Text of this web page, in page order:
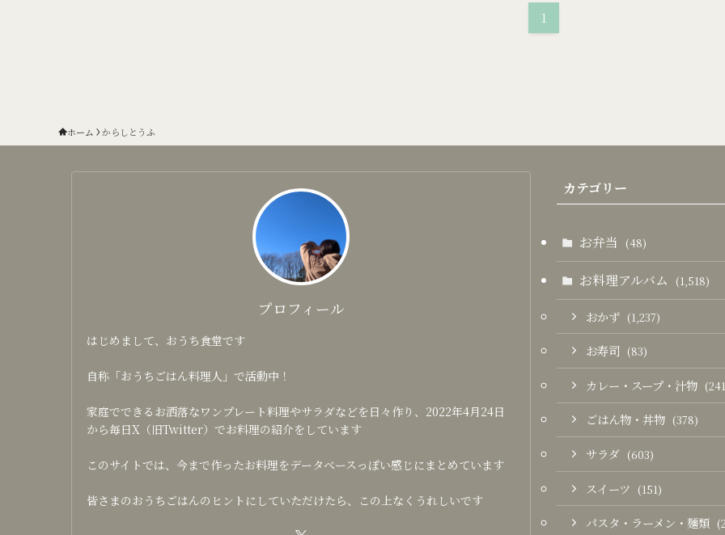
1
ホーム からしとうふ
プロフィール
はじめまして、おうち食堂です
自称「おうちごはん料理人」で活動中！
家庭でできるお洒落なワンプレート料理やサラダなどを日々作り、2022年4月24日
から毎日X（旧Twitter）でお料理の紹介をしています
このサイトでは、今まで作ったお料理をデータベースっぽい感じにまとめています
皆さまのおうちごはんのヒントにしていただけたら、この上なくうれしいです
カテゴリー
お弁当 (48)
お料理アルバム (1,518)
おかず (1,237)
お寿司 (83)
カレー・スープ・汁物
ごはん物・丼物 (378)
サラダ (603)
スイーツ (151)
パスタ・ラーメン・麺類